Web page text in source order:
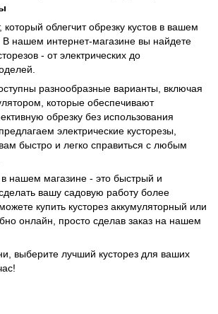
облегчит обрезку кустов в вашем
В нашем интернет-магазине вы найдете
- от электрических до
разнообразные варианты, включая
которые обеспечивают
обрезку без использования
электрические кусторезы,
быстро и легко справиться с любым
в нашем магазине - это быстрый и
вашу садовую работу более
купить кусторез аккумуляторный или
онлайн, просто сделав заказ на нашем
выберите лучший кусторез для ваших